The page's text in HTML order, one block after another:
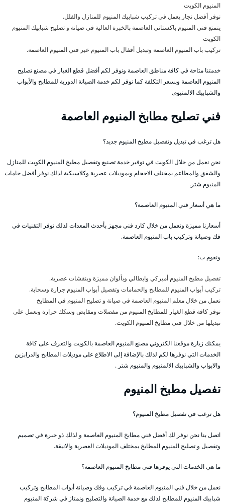
المنيوم الكويت
نوفر أفضل نجار يعمل في تركيب شبابيك المنيوم للمنازل والفلل.
يتمتع فني المنيوم باكستاني العاصمة بالخبرة العالية في صيانة و تصليح شبابيك المنيوم
الكويت
تركيب باب المنيوم العاصمة وتبديل أقفال باب المنيوم عبر فني المنيوم العاصمة.
خدمتنا متاحة في كافة مناطق العاصمة ونوفر لكم أفضل قطع الغيار في مصنع تصليح
المنيوم العاصمة وبسعر التكلفة كما نوفر لكم خدمة الصيانة الدورية للمطابخ والأبواب
والشبابيك الالمنيوم.
فني تصليح مطابخ المنيوم العاصمة
هل ترغب في تبديل وتفصيل مطبخ المنيوم جديد؟
نحن نعمل من خلال الكويت في توفير خدمة تصنيع وتفصيل مطبخ المنيوم الكويت للمنازل
والشقق والمطاعم بمختلف الاحجام وبموديلات عصرية وكلاسيكية لذلك نوفر أفضل خامات
المنيوم شتر.
ما هي أسعار فني المنيوم العاصمة؟
أسعارنا مميزة ونعمل من خلال كارد فني مجهز بأحدث المعدات لذلك نوفر التقنيات في
فك وصيانة وتركيب باب المنيوم العاصمة.
ونقوم ب:
تفصيل مطبخ المنيوم أميركي وايطالي وبألوان مميزة وبنقشات عصرية.
تركيب أبواب المنيوم للمطابخ والحمامات وتفصيل أبواب المنيوم جرارة وسحابة.
نعمل من خلال معلم المنيوم العاصمة في صيانة و تصليح المنيوم في المطابخ
نوفر كافة قطع الغيار للمطابخ المنيوم من مفصلات ومقابض وسكك جرارة ونعمل على
تبديلها من خلال فني مطابخ المنيوم الكويت.
يمكنك زيارة موقعنا الكتروني مصنع المنيوم العاصمة بالكويت والتعرف على كافة
الخدمات التي نوفرها لكم لذلك بالإضافة إلى الاطلاع على موديلات المطابخ والدرابزين
والابواب والشبابيك الالمنيوم والمنيوم شتر .
تفصيل مطبخ المنيوم
هل ترغب في تفصيل مطبخ المنيوم؟
اتصل بنا نحن نوفر لك أفضل فني مطابخ المنيوم العاصمة و لذلك ذو خبرة في تصميم
وتفصيل و تصليح المنيوم المطابخ بمختلف الموديلات العصرية والانيقة.
ما هي الخدمات التي يوفرها فني مطابخ المنيوم العاصمة؟
نعمل من خلال فني المنيوم العاصمة في تركيب وفك وصيانة أبواب المطابخ وتركيب
شبابيك المنيوم للمطابخ لذلك مع خدمة الصيانة والتصليح ونمتاز في شركة المنيوم